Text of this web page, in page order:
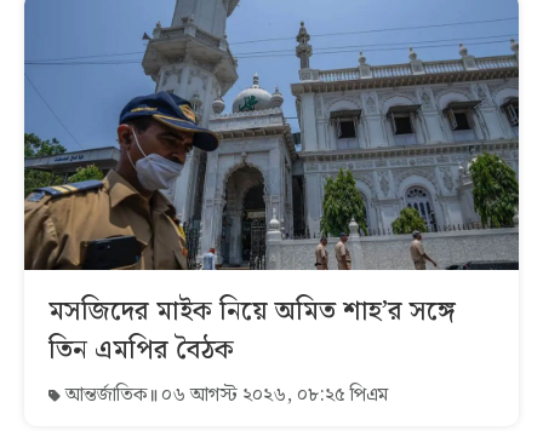
মসজিদের মাইক নিয়ে অমিত শাহ’র সঙ্গে
তিন এমপির বৈঠক
আন্তর্জাতিক ০৬ আগস্ট ২০২৬, ০৮:২৫ পিএম